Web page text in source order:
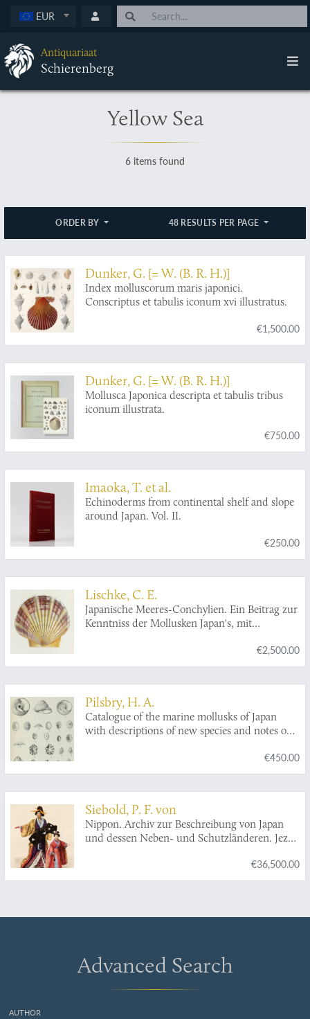
EUR
Antiquariaat
Schierenberg
Yellow Sea
6 items found
ORDER BY 48 RESULTS PER PAGE
Dunker, G. [= W. (B. R. H.)]
Index molluscorum maris japonici.
Conscriptus et tabulis iconum xvi illustratus.
€1,500.00
Dunker, G. [= W. (B. R. H.)]
Mollusca Japonica descripta et tabulis tribus
iconum illustrata.
€750.00
Imaoka, T. et al.
Echinoderms from continental shelf and slope
around Japan. Vol. II.
€250.00
Lischke, C. E.
Japanische Meeres-Conchylien. Ein Beitrag zur
Kenntniss der Mollusken Japan's, mit
Verbreitung derselben. I - III. [Complete].€2,500.00
Pilsbry, H. A.
Catalogue of the marine mollusks of Japan
with descriptions of new species and notes on
€450.00
Siebold, P. F. von
Nippon. Archiv zur Beschreibung von Japan
und dessen Neben- und Schutzländeren. Jezo
den Liukiu-Inseln, nach japanischen und
europäischen Schriften und eigenen
€36,500.00
Advanced Search
AUTHOR